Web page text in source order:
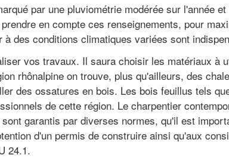
par une pluviométrie modérée sur l'année
en compte ces renseignements, pour
des conditions climatiques variées sont
vos travaux. Il saura choisir les matériaux à
rhônalpine on trouve, plus qu'ailleurs, des
des ossatures en bois. Les bois feuillus tels
de cette région. Le charpentier
garantis par diverses normes, qu'il est
d'un permis de construire ainsi qu'aux
24.1.